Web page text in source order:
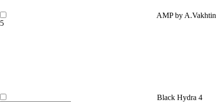
AMP by A.Vakhtin
5
Black Hydra 4